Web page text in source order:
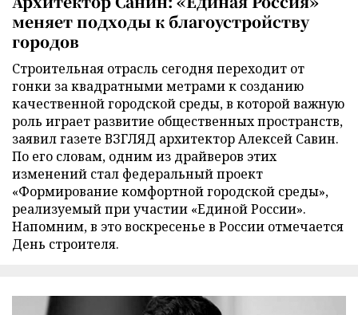
меняет подходы к благоустройству
городов
Строительная отрасль сегодня переходит от
гонки за квадратными метрами к созданию
качественной городской среды, в которой важную
роль играет развитие общественных пространств,
заявил газете ВЗГЛЯД архитектор Алексей Савин.
По его словам, одним из драйверов этих
изменений стал федеральный проект
«Формирование комфортной городской среды»,
реализуемый при участии «Единой России».
Напомним, в это воскресенье в России отмечается
День строителя.